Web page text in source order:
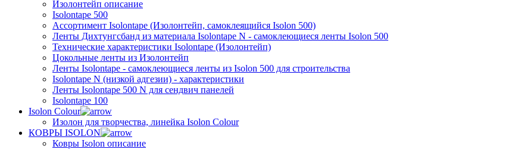
Изолонтейп описание
Isolontape 500
Ассортимент Isolontape (Изолонтейп, самоклеящийся Isolon 500)
Ленты Дихтунгсбанд из материала Isolontape N - самоклеющиеся ленты Isolon 500
Технические характеристики Isolontape (Изолонтейп)
Цокольные ленты из Изолонтейп
Ленты Isolontape - самоклеющиеся ленты из Isolon 500 для строительства
Isolontape N (низкой адгезии) - характеристики
Ленты Isolontape 500 N для сендвич панелей
Isolontape 100
Isolon Colour
Изолон для творчества, линейка Isolon Colour
КОВРЫ ISOLON
Ковры Isolon описание